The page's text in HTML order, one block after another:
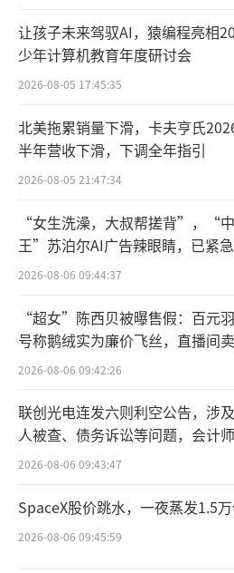
从行业面看，方盛制
收和归母净利润均超过行
计和总市值低于中位数。
盛制药的总市值为43.64亿
的约26%。
图片来源：方盛制药
这并非方盛制药首次
5年8月，方盛制药与中国
科学院药物研究所合作，
IMM-H024原料药及制剂
让孩子未来驾驭AI，猿编程亮相
少年计算机教育年度研讨会
2026-08-05 17:45:35
北美拖累销量下滑，卡夫亨氏
半年营收下滑，下调全年指引
2026-08-05 21:47:34
“女生洗澡，大叔帮搓背”，“
王”苏泊尔AI广告辣眼睛，已紧
2026-08-06 09:44:37
“超女”陈西贝被曝售假：百元
号称鹅绒实为廉价飞丝，直播间
百万元
2026-08-06 09:42:26
联创光电连发六则利空公告，涉
人被查、债务诉讼等问题，会计
所曾出具“保留意见”
2026-08-06 09:43:47
SpaceX股价跳水，一夜蒸发1.5
2026-08-06 09:45:59